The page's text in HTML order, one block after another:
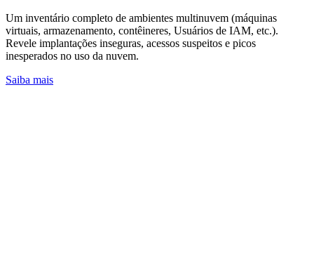
Um inventário completo de ambientes multinuvem (máquinas
virtuais, armazenamento, contêineres, Usuários de IAM, etc.).
Revele implantações inseguras, acessos suspeitos e picos
inesperados no uso da nuvem.
Saiba mais